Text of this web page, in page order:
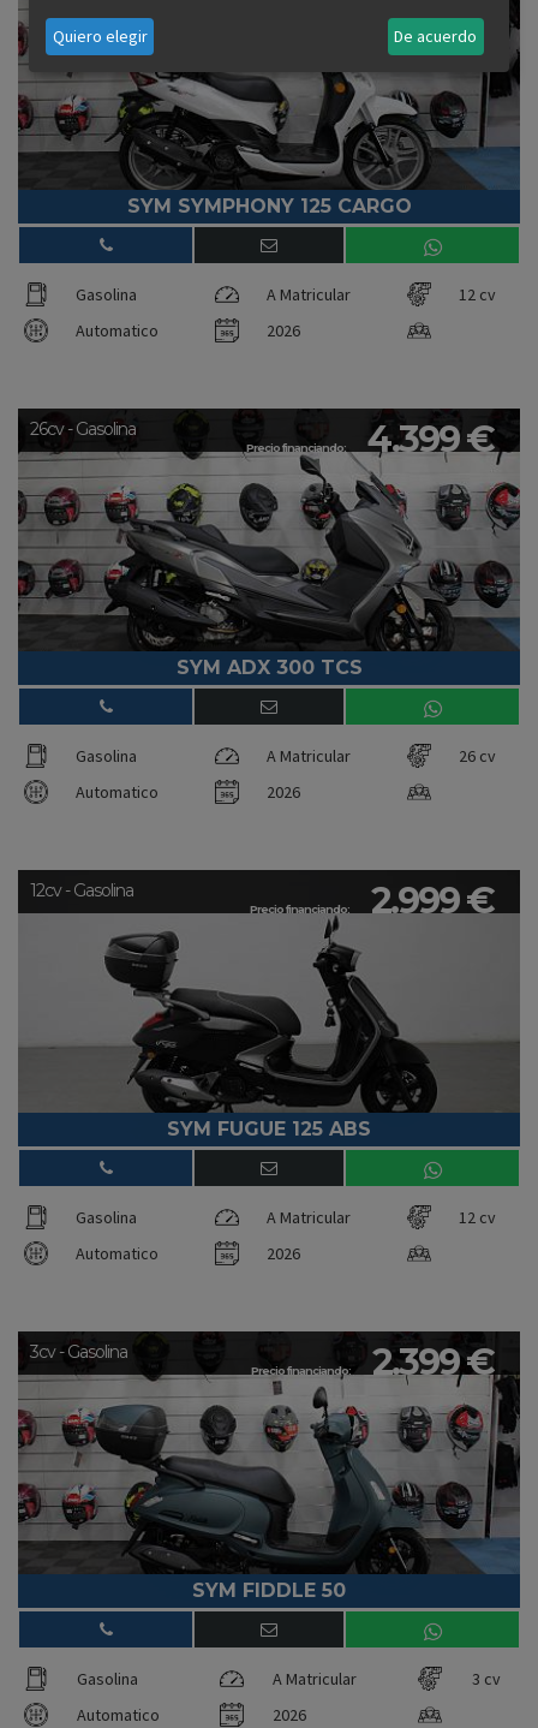
SYM SYMPHONY 125 CARGO
Gasolina A Matricular
12 cv
Automatico
2026
Precio financiando: 4.399 €
26cv - Gasolina
SYM ADX 300 TCS
Gasolina A Matricular
26 cv
Automatico
2026
Precio financiando: 2.999 €
12cv - Gasolina
SYM FUGUE 125 ABS
Gasolina A Matricular
12 cv
Automatico
2026
Precio financiando: 2.399 €
3cv - Gasolina
SYM FIDDLE 50
Gasolina A Matricular
3 cv
Automatico
2026
Quiero elegir De acuerdo